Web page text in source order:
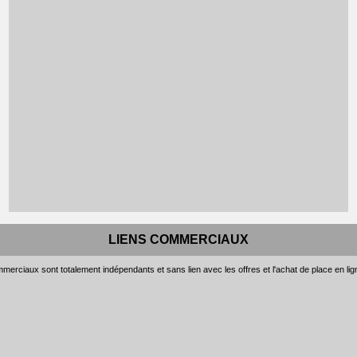
LIENS COMMERCIAUX
sont totalement indépendants et sans lien avec les offres et l'achat de place en